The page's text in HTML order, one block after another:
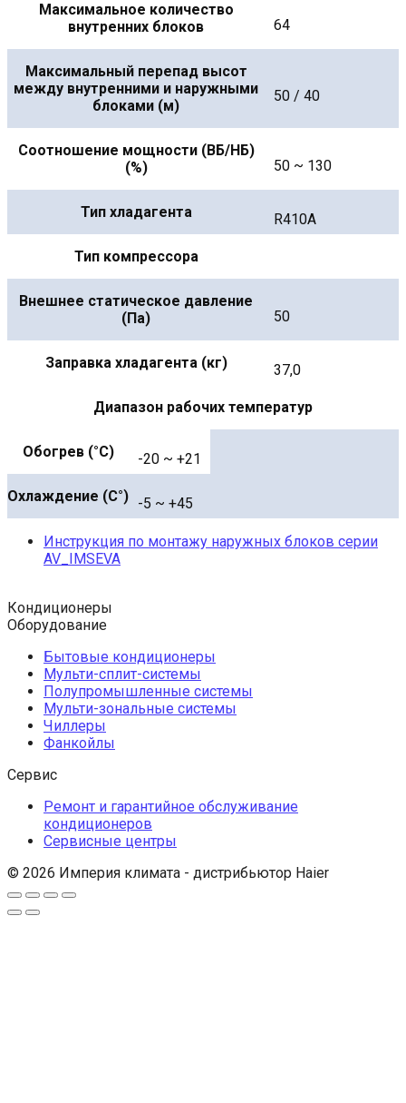
Максимальное количество
внутренних блоков
64
Максимальный перепад высот
между внутренними и наружными
блоками (м)
50 / 40
Соотношение мощности (ВБ/НБ)
(%)
50 ~ 130
Тип хладагента R410A
Тип компрессора
Внешнее статическое давление
(Па)
50
Заправка хладагента (кг) 37,0
Диапазон рабочих температур
Обогрев (°С) -20 ~ +21
Охлаждение (С°) -5 ~ +45
Инструкция по монтажу наружных блоков серии
AV_IMSEVA
Кондиционеры
Оборудование
Бытовые кондиционеры
Мульти-сплит-системы
Полупромышленные системы
Мульти-зональные системы
Чиллеры
Фанкойлы
Сервис
Ремонт и гарантийное обслуживание
кондиционеров
Сервисные центры
© 2026 Империя климата - дистрибьютор Haier